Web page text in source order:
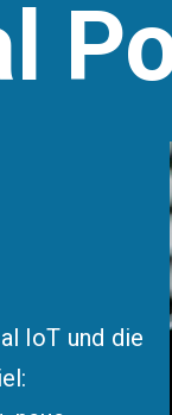
IoT und die